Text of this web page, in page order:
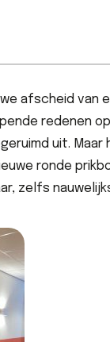
afscheid
redenen
uit.
ronde
zelfs